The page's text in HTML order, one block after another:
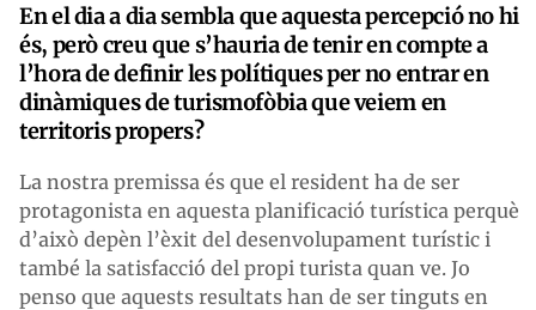
En el dia a dia sembla que aquesta percepció no hi
és, però creu que s’hauria de tenir en compte a
l’hora de definir les polítiques per no entrar en
dinàmiques de turismofòbia que veiem en
territoris propers?
La nostra premissa és que el resident ha de ser
protagonista en aquesta planificació turística perquè
d’això depèn l’èxit del desenvolupament turístic i
també la satisfacció del propi turista quan ve. Jo
penso que aquests resultats han de ser tinguts en